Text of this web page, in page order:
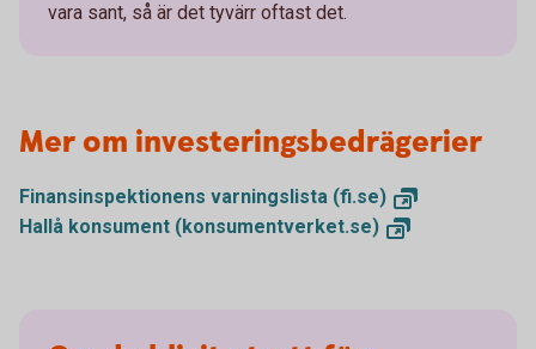
vara sant, så är det tyvärr oftast det.
Mer om investeringsbedrägerier
Finansinspektionens varningslista (fi.se)
Hallå konsument (konsumentverket.se)